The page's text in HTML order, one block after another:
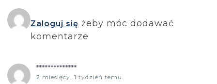
Zaloguj się żeby móc dodawać
komentarze
**************
2 miesięcy, 1 tydzień temu